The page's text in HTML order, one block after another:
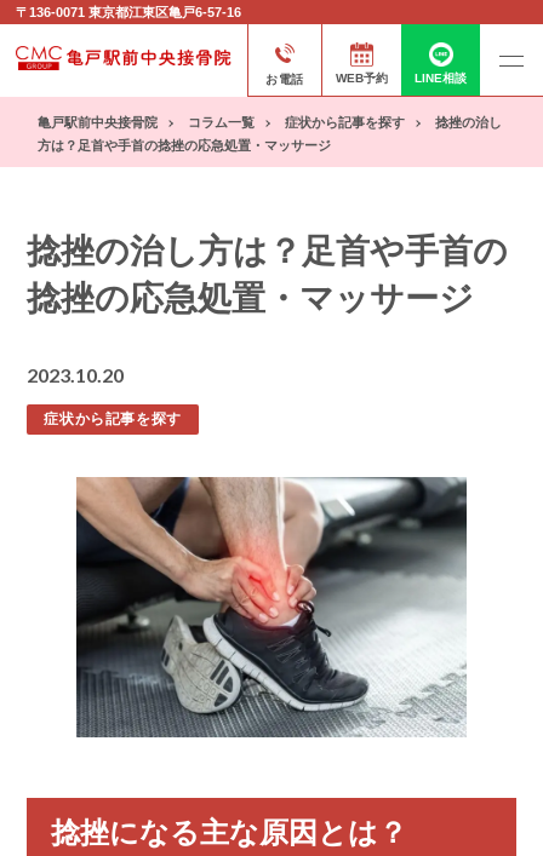
〒136-0071 東京都江東区亀戸6-57-16
お電話 WEB予約 LINE相談
亀戸駅前中央接骨院 コラム一覧 症状から記事を探す
捻挫の治し
方は？足首や手首の捻挫の応急処置・マッサージ
捻挫の治し方は？足首や手首の
捻挫の応急処置・マッサージ
2023.10.20
症状から記事を探す
捻挫になる主な原因とは？